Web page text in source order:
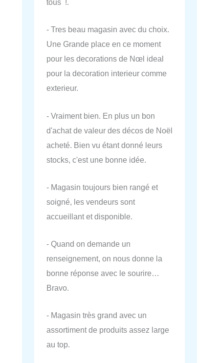
tous !.
- Tres beau magasin avec du choix.
Une Grande place en ce moment
pour les decorations de Nœl ideal
pour la decoration interieur comme
exterieur.
- Vraiment bien. En plus un bon
d'achat de valeur des décos de Noël
acheté. Bien vu étant donné leurs
stocks, c'est une bonne idée.
- Magasin toujours bien rangé et
soigné, les vendeurs sont
accueillant et disponible.
- Quand on demande un
renseignement, on nous donne la
bonne réponse avec le sourire…
Bravo.
- Magasin très grand avec un
assortiment de produits assez large
au top.